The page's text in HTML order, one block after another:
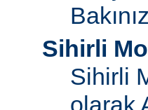
Sihirli
Sihirli
olarak